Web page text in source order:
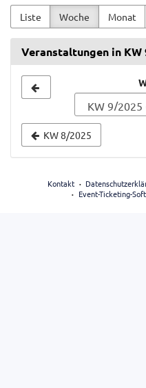
Liste Woche Monat
Veranstaltungen in KW
zur
Anzeige
auswählen
KW 8/2025
Kontakt
Event-Ticketing-